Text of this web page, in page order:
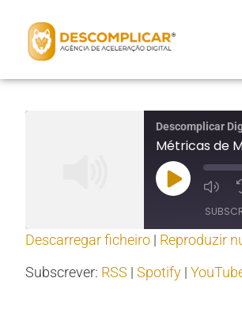
Descomplicar
Métricas de
Descarregar ficheiro | Reproduzir
Subscrever: RSS | Spotify |